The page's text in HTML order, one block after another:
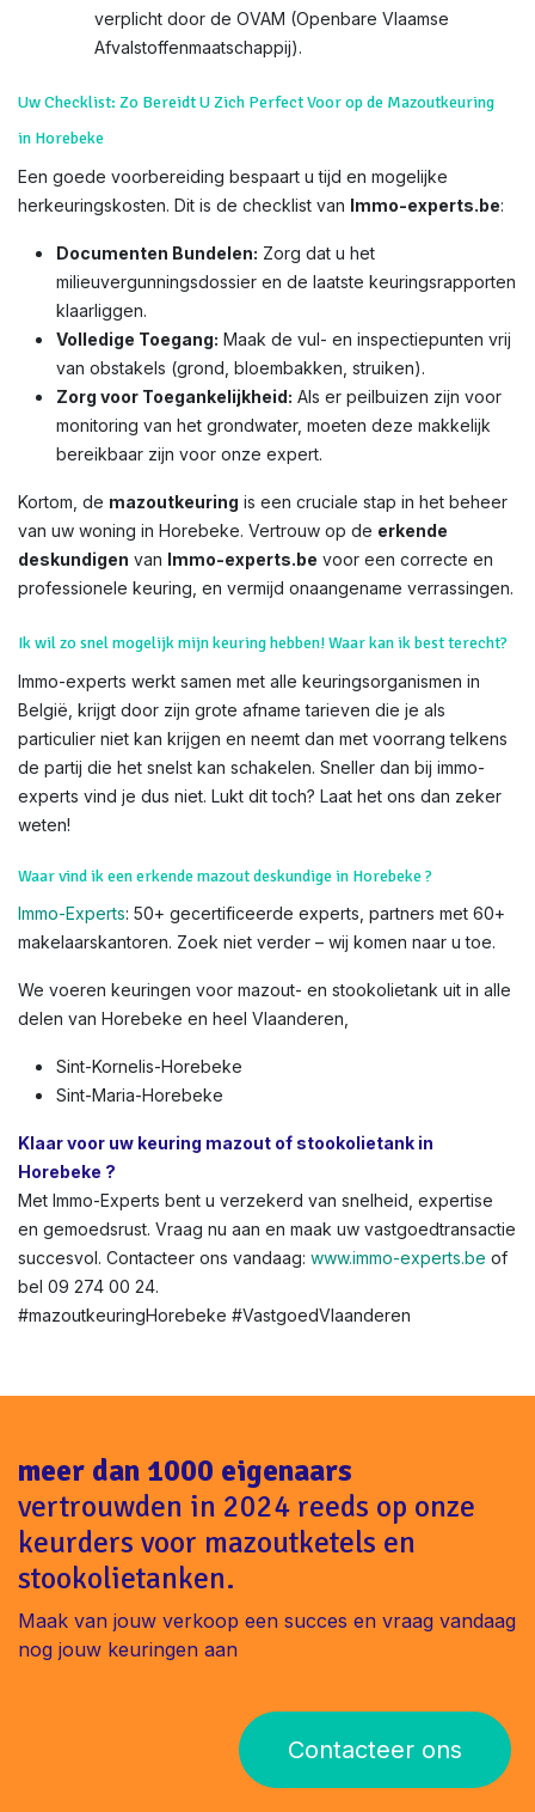
verplicht door de OVAM (Openbare Vlaamse
Afvalstoffenmaatschappij).
Uw Checklist: Zo Bereidt U Zich Perfect Voor op de Mazoutkeuring
in Horebeke
Een goede voorbereiding bespaart u tijd en mogelijke
herkeuringskosten. Dit is de checklist van Immo-experts.be:
Documenten Bundelen: Zorg dat u het
milieuvergunningsdossier en de laatste keuringsrapporten
klaarliggen.
Volledige Toegang: Maak de vul- en inspectiepunten vrij
van obstakels (grond, bloembakken, struiken).
Zorg voor Toegankelijkheid: Als er peilbuizen zijn voor
monitoring van het grondwater, moeten deze makkelijk
bereikbaar zijn voor onze expert.
Kortom, de mazoutkeuring is een cruciale stap in het beheer
van uw woning in Horebeke. Vertrouw op de erkende
deskundigen van Immo-experts.be voor een correcte en
professionele keuring, en vermijd onaangename verrassingen.
Ik wil zo snel mogelijk mijn keuring hebben! Waar kan ik best terecht?
Immo-experts werkt samen met alle keuringsorganismen in
België, krijgt door zijn grote afname tarieven die je als
particulier niet kan krijgen en neemt dan met voorrang telkens
de partij die het snelst kan schakelen. Sneller dan bij immo-
experts vind je dus niet. Lukt dit toch? Laat het ons dan zeker
weten!
Waar vind ik een erkende mazout deskundige in Horebeke ?
Immo-Experts: 50+ gecertificeerde experts, partners met 60+
makelaarskantoren. Zoek niet verder – wij komen naar u toe.
We voeren keuringen voor mazout- en stookolietank uit in alle
delen van Horebeke en heel Vlaanderen,
Sint-Kornelis-Horebeke
Sint-Maria-Horebeke
Klaar voor uw keuring mazout of stookolietank in
Horebeke ?
Met Immo-Experts bent u verzekerd van snelheid, expertise
en gemoedsrust. Vraag nu aan en maak uw vastgoedtransactie
succesvol. Contacteer ons vandaag: www.immo-experts.be of
bel 09 274 00 24.
#mazoutkeuringHorebeke #VastgoedVlaanderen
meer dan 1000 eigenaars
vertrouwden in 2024 reeds op onze
keurders voor mazoutketels en
stookolietanken.
Maak van jouw verkoop een succes en vraag vandaag
nog jouw keuringen aan
Contacteer ons